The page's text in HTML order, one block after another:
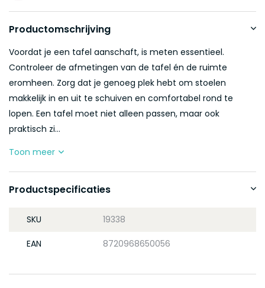
Productomschrijving
Voordat je een tafel aanschaft, is meten essentieel.
Controleer de afmetingen van de tafel én de ruimte
eromheen. Zorg dat je genoeg plek hebt om stoelen
makkelijk in en uit te schuiven en comfortabel rond te
lopen. Een tafel moet niet alleen passen, maar ook
praktisch zi...
Toon meer
Productspecificaties
SKU 19338
EAN 8720968650056